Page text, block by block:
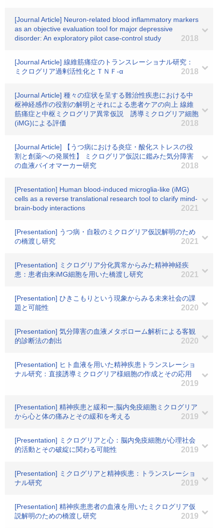
[Journal Article] Neuron-related blood inflammatory markers
as an objective evaluation tool for major depressive
disorder: An exploratory pilot case-control study
2018
[Journal Article] 線維筋痛症のトランスレーショナル研究：
ミクログリア過剰活性化とＴＮＦ-α
2018
[Journal Article] 種々の症状を呈する難治性疾患における中
枢神経感作の役割の解明とそれによる患者ケアの向上 線維
筋痛症と中枢ミクログリア異常仮説 誘導ミクログリア細胞
(iMG)による評価
2018
[Journal Article] 【うつ病における炎症・酸化ストレスの役
割と創薬への発展性】 ミクログリア仮説に鑑みた気分障害
の血液バイオマーカー研究
2018
[Presentation] Human blood-induced microglia-like (iMG)
cells as a reverse translational research tool to clarify mind-
brain-body interactions
2021
[Presentation] うつ病・自殺のミクログリア仮説解明のため
の橋渡し研究
2021
[Presentation] ミクログリア分化異常からみた精神神経疾
患：患者由来iMG細胞を用いた橋渡し研究
2021
[Presentation] ひきこもりという現象からみる未来社会の課
題と可能性
2020
[Presentation] 気分障害の血液メタボローム解析による客観
的診断法の創出
2020
[Presentation] ヒト血液を用いた精神疾患トランスレーショ
ナル研究：直接誘導ミクログリア様細胞の作成とその応用
2019
[Presentation] 精神疾患と緩和ー;脳内免疫細胞ミクログリア
から心と体の痛みとその緩和を考える
2019
[Presentation] ミクログリアと心：脳内免疫細胞が心理社会
的活動とその破綻に関わる可能性
2019
[Presentation] ミクログリアと精神疾患：トランスレーショ
ナル研究
2019
[Presentation] 精神疾患患者の血液を用いたミクログリア仮
説解明のための橋渡し研究
2019